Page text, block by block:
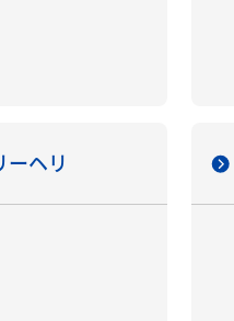
ーヘリ